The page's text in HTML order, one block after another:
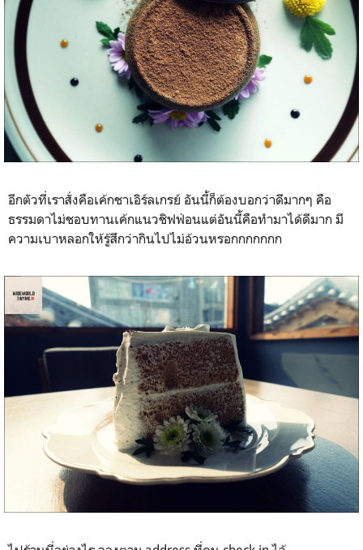
อีกตัวที่เราสั่งคือเค้กชาเอิร์ลเกรย์ อันนี้ก็ต้องบอกว่าดีมากๆ คือ
ธรรมดาไม่ชอบทานเค้กแนวชิฟฟ่อนแต่อันนี้คือทำมาได้ดีมาก มี
ความเบาหลอกให้รู้สึกว่ากินไปไม่อ้วนหรอกกกกกกก